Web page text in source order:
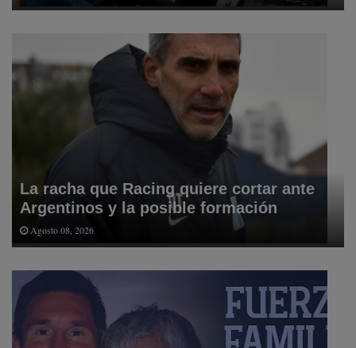
La racha que Racing quiere cortar ante
Argentinos y la posible formación
Agosto 08, 2026